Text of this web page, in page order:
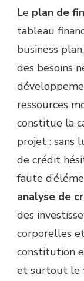
Le plan de
tableau
business
des besoins
ressources
constitue la
projet : sans
de crédit
faute
analyse de
des
corporelles
constitution
et surtout le